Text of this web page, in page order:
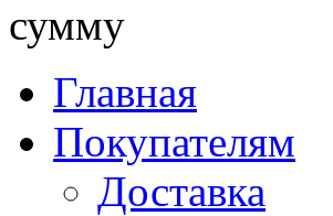
сумму
Главная
Покупателям
Доставка